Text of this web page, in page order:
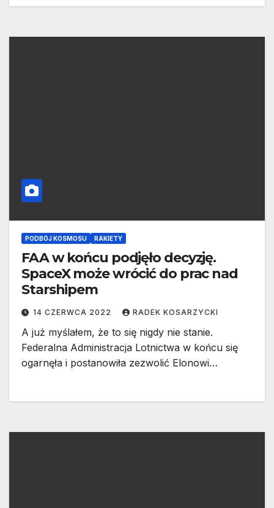
PODBÓJ KOSMOSU RAKIETY
FAA w końcu podjęło decyzję.
SpaceX może wrócić do prac nad
Starshipem
14 CZERWCA 2022 RADEK KOSARZYCKI
A już myślałem, że to się nigdy nie stanie.
Federalna Administracja Lotnictwa w końcu się
ogarnęła i postanowiła zezwolić Elonowi…